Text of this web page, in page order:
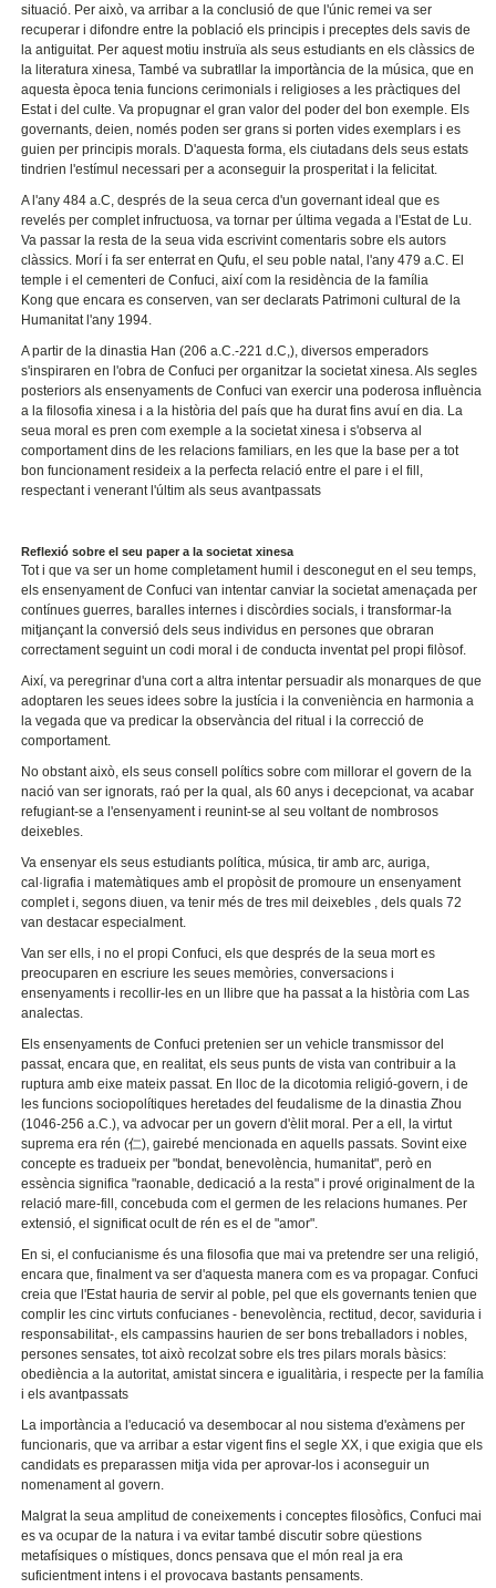
situació. Per això, va arribar a la conclusió de que l'únic remei va ser
recuperar i difondre entre la població els principis i preceptes dels savis de
la antiguitat. Per aquest motiu instruïa als seus estudiants en els clàssics de
la literatura xinesa, També va subratllar la importància de la música, que en
aquesta època tenia funcions cerimonials i religioses a les pràctiques del
Estat i del culte. Va propugnar el gran valor del poder del bon exemple. Els
governants, deien, només poden ser grans si porten vides exemplars i es
guien per principis morals. D'aquesta forma, els ciutadans dels seus estats
tindrien l'estímul necessari per a aconseguir la prosperitat i la felicitat.
A l'any 484 a.C, després de la seua cerca d'un governant ideal que es
revelés per complet infructuosa, va tornar per última vegada a l'Estat de Lu.
Va passar la resta de la seua vida escrivint comentaris sobre els autors
clàssics. Morí i fa ser enterrat en Qufu, el seu poble natal, l'any 479 a.C. El
temple i el cementeri de Confuci, així com la residència de la família
Kong que encara es conserven, van ser declarats Patrimoni cultural de la
Humanitat l'any 1994.
A partir de la dinastia Han (206 a.C.-221 d.C,), diversos emperadors
s'inspiraren en l'obra de Confuci per organitzar la societat xinesa. Als segles
posteriors als ensenyaments de Confuci van exercir una poderosa influència
a la filosofia xinesa i a la història del país que ha durat fins avuí en dia. La
seua moral es pren com exemple a la societat xinesa i s'observa al
comportament dins de les relacions familiars, en les que la base per a tot
bon funcionament resideix a la perfecta relació entre el pare i el fill,
respectant i venerant l'últim als seus avantpassats
Reflexió sobre el seu paper a la societat xinesa
Tot i que va ser un home completament humil i desconegut en el seu temps,
els ensenyament de Confuci van intentar canviar la societat amenaçada per
contínues guerres, baralles internes i discòrdies socials, i transformar-la
mitjançant la conversió dels seus individus en persones que obraran
correctament seguint un codi moral i de conducta inventat pel propi filòsof.
Així, va peregrinar d'una cort a altra intentar persuadir als monarques de que
adoptaren les seues idees sobre la justícia i la conveniència en harmonia a
la vegada que va predicar la observància del ritual i la correcció de
comportament.
No obstant això, els seus consell polítics sobre com millorar el govern de la
nació van ser ignorats, raó per la qual, als 60 anys i decepcionat, va acabar
refugiant-se a l'ensenyament i reunint-se al seu voltant de nombrosos
deixebles.
Va ensenyar els seus estudiants política, música, tir amb arc, auriga,
cal·ligrafia i matemàtiques amb el propòsit de promoure un ensenyament
complet i, segons diuen, va tenir més de tres mil deixebles , dels quals 72
van destacar especialment.
Van ser ells, i no el propi Confuci, els que després de la seua mort es
preocuparen en escriure les seues memòries, conversacions i
ensenyaments i recollir-les en un llibre que ha passat a la història com Las
analectas.
Els ensenyaments de Confuci pretenien ser un vehicle transmissor del
passat, encara que, en realitat, els seus punts de vista van contribuir a la
ruptura amb eixe mateix passat. En lloc de la dicotomia religió-govern, i de
les funcions sociopolítiques heretades del feudalisme de la dinastia Zhou
(1046-256 a.C.), va advocar per un govern d'èlit moral. Per a ell, la virtut
suprema era rén (仁), gairebé mencionada en aquells passats. Sovint eixe
concepte es tradueix per "bondat, benevolència, humanitat", però en
essència significa "raonable, dedicació a la resta" i prové originalment de la
relació mare-fill, concebuda com el germen de les relacions humanes. Per
extensió, el significat ocult de rén es el de "amor".
En si, el confucianisme és una filosofia que mai va pretendre ser una religió,
encara que, finalment va ser d'aquesta manera com es va propagar. Confuci
creia que l'Estat hauria de servir al poble, pel que els governants tenien que
complir les cinc virtuts confucianes - benevolència, rectitud, decor, saviduria i
responsabilitat-, els campassins haurien de ser bons treballadors i nobles,
persones sensates, tot això recolzat sobre els tres pilars morals bàsics:
obediència a la autoritat, amistat sincera e igualitària, i respecte per la família
i els avantpassats
La importància a l'educació va desembocar al nou sistema d'exàmens per
funcionaris, que va arribar a estar vigent fins el segle XX, i que exigia que els
candidats es preparassen mitja vida per aprovar-los i aconseguir un
nomenament al govern.
Malgrat la seua amplitud de coneixements i conceptes filosòfics, Confuci mai
es va ocupar de la natura i va evitar també discutir sobre qüestions
metafísiques o místiques, doncs pensava que el món real ja era
suficientment intens i el provocava bastants pensaments.